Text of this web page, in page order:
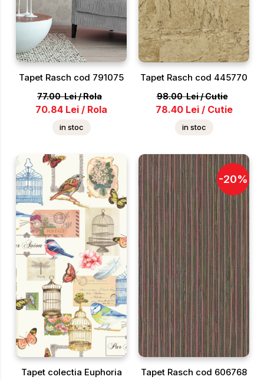
Tapet Rasch cod 791075
77.00 Lei/Rola
70.84 Lei / Rola
in stoc
Tapet Rasch cod 445770
98.00 Lei/Cutie
78.40 Lei / Cutie
in stoc
Tapet colectia Euphoria
-20%
Tapet Rasch cod 606768